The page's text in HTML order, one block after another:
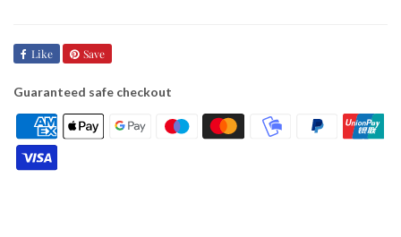
Like Save
Guaranteed safe checkout